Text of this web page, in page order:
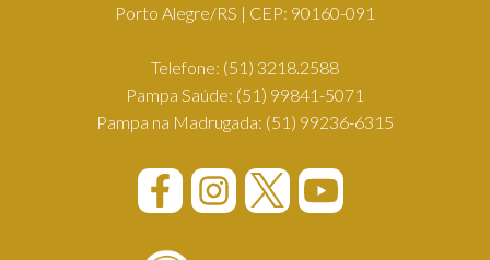
Porto Alegre/RS | CEP: 90160-091
Telefone: (51) 3218.2588
Pampa Saúde: (51) 99841-5071
Pampa na Madrugada: (51) 99236-6315